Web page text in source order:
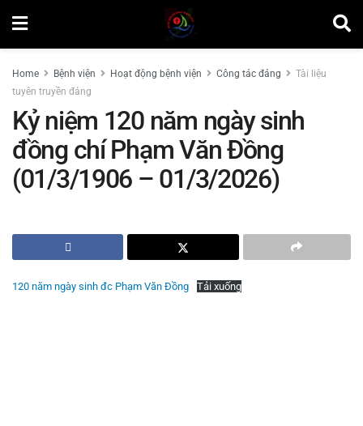
Home Bệnh viện Hoạt động bệnh viện Công tác đảng
Tài liệu
tuyên truyền đảng
Kỷ niệm 120 năm ngày sinh
đồng chí Phạm Văn Đồng
(01/3/1906 – 01/3/2026)
120 năm ngày sinh đc Phạm Văn Đồng Tải xuống